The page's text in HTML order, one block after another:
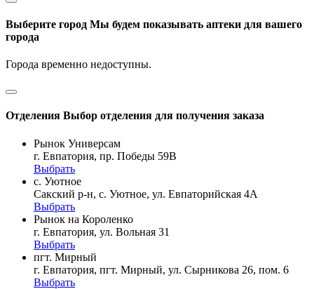
Выберите город Мы будем показывать аптеки для вашего
города
Города временно недоступны.
Отделения Выбор отделения для получения заказа
Рынок Универсам
г. Евпатория, пр. Победы 59В
Выбрать
с. Уютное
Сакский р-н, с. Уютное, ул. Евпаторийская 4А
Выбрать
Рынок на Короленко
г. Евпатория, ул. Вольная 31
Выбрать
пгт. Мирный
г. Евпатория, пгт. Мирный, ул. Сырникова 26, пом. 6
Выбрать